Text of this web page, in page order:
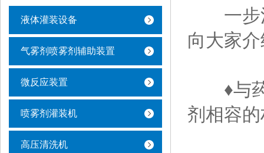
液体灌装设备
气雾剂喷雾剂辅助装置
微反应装置
喷雾剂灌装机
高压清洗机
一步法
向大家
♦与药
剂相容